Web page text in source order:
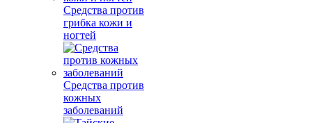
Средства против
грибка кожи и
ногтей
Средства против
кожных
заболеваний